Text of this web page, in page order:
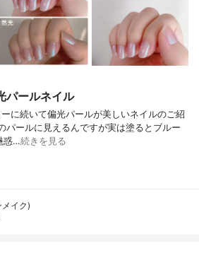
パールネイル
に続いて偏光パールが美しいネイルのご紹
パールに見えるんですが実は塗るとブルー
惑…続きを見る
イク)